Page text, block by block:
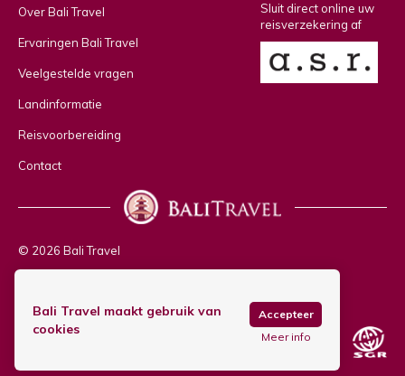
Over Bali Travel
Ervaringen Bali Travel
Veelgestelde vragen
Landinformatie
Reisvoorbereiding
Contact
Sluit direct online uw
reisverzekering af
© 2026 Bali Travel
Copyright & disclaimer
Bali Travel maakt gebruik van
cookies
Accepteer
Meer info